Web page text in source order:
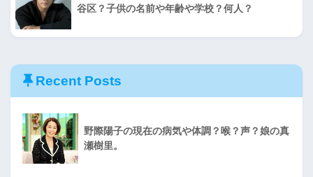
谷区？子供の名前や年齢や学校？何人？
Recent Posts
野際陽子の現在の病気や体調？喉？声？娘の真
瀬樹里。